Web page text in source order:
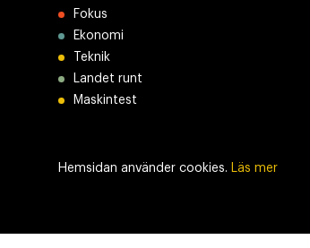
Fokus
Ekonomi
Teknik
Landet runt
Maskintest
Hemsidan använder cookies. Läs mer